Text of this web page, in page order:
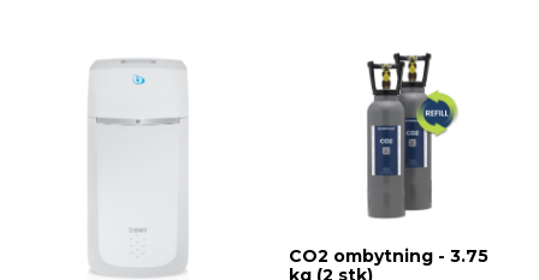
CO2 ombytning - 3.75
kg (2 stk)